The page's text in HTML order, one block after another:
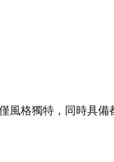
風格獨特，同時具備